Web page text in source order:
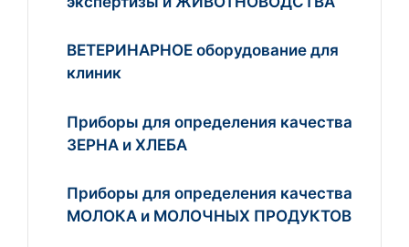
ВЕТЕРИНАРНОЕ оборудование для
клиник
Приборы для определения качества
ЗЕРНА и ХЛЕБА
Приборы для определения качества
МОЛОКА и МОЛОЧНЫХ ПРОДУКТОВ